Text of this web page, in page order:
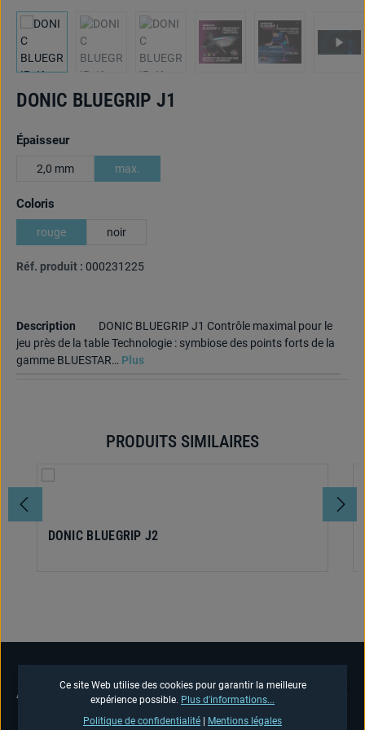
DONIC BLUEGRIP J1
Sélectionnez
Épaisseur
2,0 mm max.
Sélectionnez
Coloris
rouge noir
Réf. produit : 000231225
Description
DONIC BLUEGRIP J1 Contrôle maximal pour le
jeu près de la table Technologie : symbiose des points forts de la
gamme BLUESTAR… Plus
Ignorer la galerie de produitsPRODUITS SIMILAIRES
DONIC BLUEGRIP J2
ASSISTANCE TÉLÉPHONIQUE
Ce site Web utilise des cookies pour garantir la meilleure
expérience possible. Plus d'informations...
Politique de confidentialité
Mentions légales